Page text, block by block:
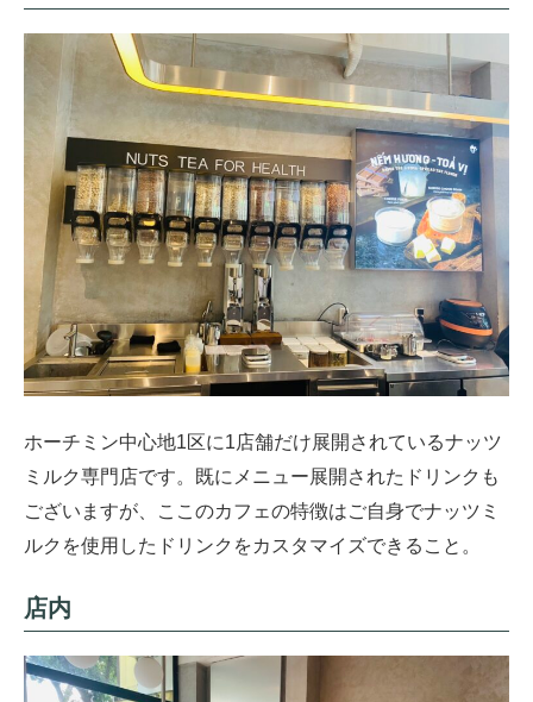
ホーチミン中心地1区に1店舗だけ展開されているナッツ
ミルク専門店です。既にメニュー展開されたドリンクも
ございますが、ここのカフェの特徴はご自身でナッツミ
ルクを使用したドリンクをカスタマイズできること。
店内